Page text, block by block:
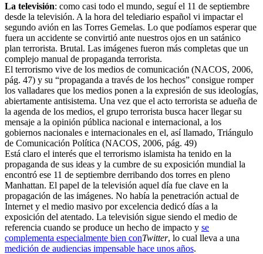
La televisión: como casi todo el mundo, seguí el 11 de septiembre
desde la televisión. A la hora del telediario español vi impactar el
segundo avión en las Torres Gemelas. Lo que podíamos esperar que
fuera un accidente se convirtió ante nuestros ojos en un satánico
plan terrorista. Brutal. Las imágenes fueron más completas que un
complejo manual de propaganda terrorista.
El terrorismo vive de los medios de comunicación (NACOS, 2006,
pág. 47) y su “propaganda a través de los hechos” consigue romper
los valladares que los medios ponen a la expresión de sus ideologías,
abiertamente antisistema. Una vez que el acto terrorista se adueña de
la agenda de los medios, el grupo terrorista busca hacer llegar su
mensaje a la opinión pública nacional e internacional, a los
gobiernos nacionales e internacionales en el, así llamado, Triángulo
de Comunicación Política (NACOS, 2006, pág. 49)
Está claro el interés que el terrorismo islamista ha tenido en la
propaganda de sus ideas y la cumbre de su exposición mundial la
encontró ese 11 de septiembre derribando dos torres en pleno
Manhattan. El papel de la televisión aquel día fue clave en la
propagación de las imágenes. No había la penetración actual de
Internet y el medio masivo por excelencia dedicó días a la
exposición del atentado. La televisión sigue siendo el medio de
referencia cuando se produce un hecho de impacto y se
complementa especialmente bien conTwitter, lo cual lleva a una
medición de audiencias impensable hace unos años.